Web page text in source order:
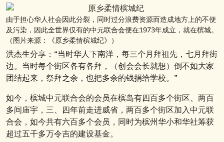
由于担心华人社会因此分裂，同时过分浪费资源而造成地方上的不便
及污染，因此全世界仅有的中元联合会便在1973年成立，就在槟城。
（图片来源：《原乡柔情槟城纪》）
洪杰生分享：“当时华人下南洋，每三个月拜祖先，七月拜街
边。当时每个街区各有各拜，（创会会长就想）倒不如大家
团结起来，祭拜之余，也把多余的钱捐给学校。”
如今，槟城中元联合会的会员在槟岛有四百多个街区、两百
多间庙宇，三、四年前走进威省，两百多个街区加入中元联
合会，如今共有六百多个会员，同时为槟州华小和华社筹获
超过五千多万令吉的建设基金。